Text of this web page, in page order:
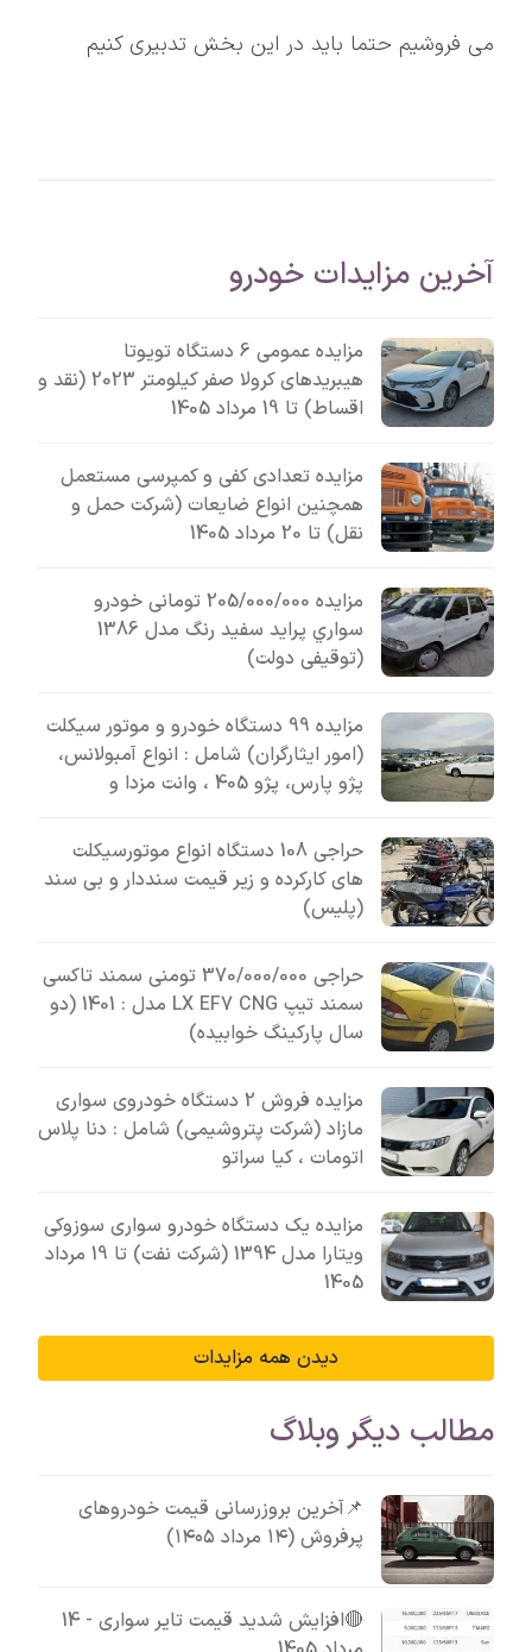
می فروشیم حتما باید در این بخش تدبیری کنیم
آخرین مزایدات خودرو
مزایده عمومی 6 دستگاه تویوتا
هیبریدهای کرولا صفر کیلومتر 2023 (نقد و
اقساط) تا 19 مرداد 1405
مزایده تعدادی کفی و کمپرسی مستعمل
همچنین انواع ضایعات (شرکت حمل و
نقل) تا 20 مرداد 1405
مزایده 205/000/000 تومانی خودرو
سواري پرايد سفيد رنگ مدل 1386
(توقیفی دولت)
مزایده 99 دستگاه خودرو و موتور سیکلت
(امور ایثارگران) شامل : انواع آمبولانس،
پژو پارس، پژو 405 ، وانت مزدا و
حراجی 108 دستگاه انواع موتورسیکلت
های کارکرده و زیر قیمت سنددار و بی سند
(پلیس)
حراجی 370/000/000 تومنی سمند تاکسی
سمند تیپ LX EF7 CNG مدل : 1401 (دو
سال پارکینگ خوابیده)
مزایده فروش 2 دستگاه خودروی سواری
مازاد (شرکت پتروشیمی) شامل : دنا پلاس
اتومات ، کیا سراتو
مزایده یک دستگاه خودرو سواری سوزوکی
ویتارا مدل 1394 (شرکت نفت) تا 19 مرداد
1405
دیدن همه مزایدات
مطالب دیگر وبلاگ
📌آخرین بروزرسانی قیمت خودروهای
پرفروش (۱۴ مرداد ۱۴۰۵)
🔴افزایش شدید قیمت تایر سواری - 14